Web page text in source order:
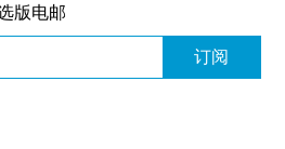
与展示，以及趣味十足的互
市美学的独特魅力与实践成
觉与思维的双重盛宴。
国际城市美学论坛圆满
版电邮
订阅